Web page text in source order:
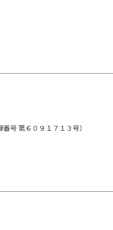
公認のマーケティン
国際協議会（ICSB）
号 第６０９１７１３号）